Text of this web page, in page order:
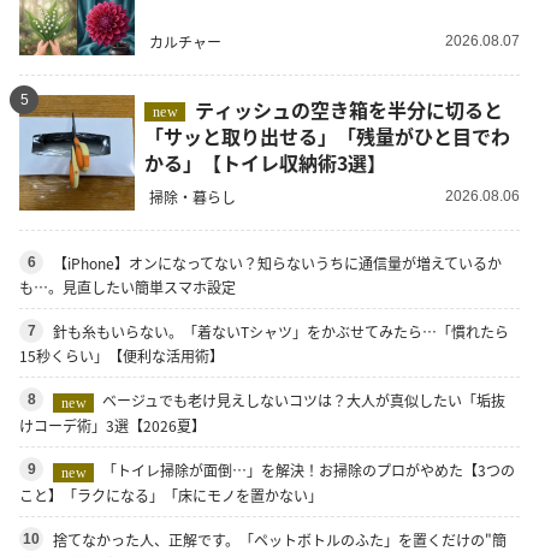
カルチャー 2026.08.07
5
new
「サッと取り出せる」「残量がひと目でわ
かる」【トイレ収納術3選】
掃除・暮らし 2026.08.06
6
【iPhone】オンになってない？知らないうちに通信量が増えているか
も…。見直したい簡単スマホ設定
7
針も糸もいらない。「着ないTシャツ」をかぶせてみたら…「慣れたら
15秒くらい」【便利な活用術】
8 new
ベージュでも老け見えしないコツは？大人が真似したい「垢抜
けコーデ術」3選【2026夏】
9 new
「トイレ掃除が面倒…」を解決！お掃除のプロがやめた【3つの
こと】「ラクになる」「床にモノを置かない」
10
捨てなかった人、正解です。「ペットボトルのふた」を置くだけの"簡